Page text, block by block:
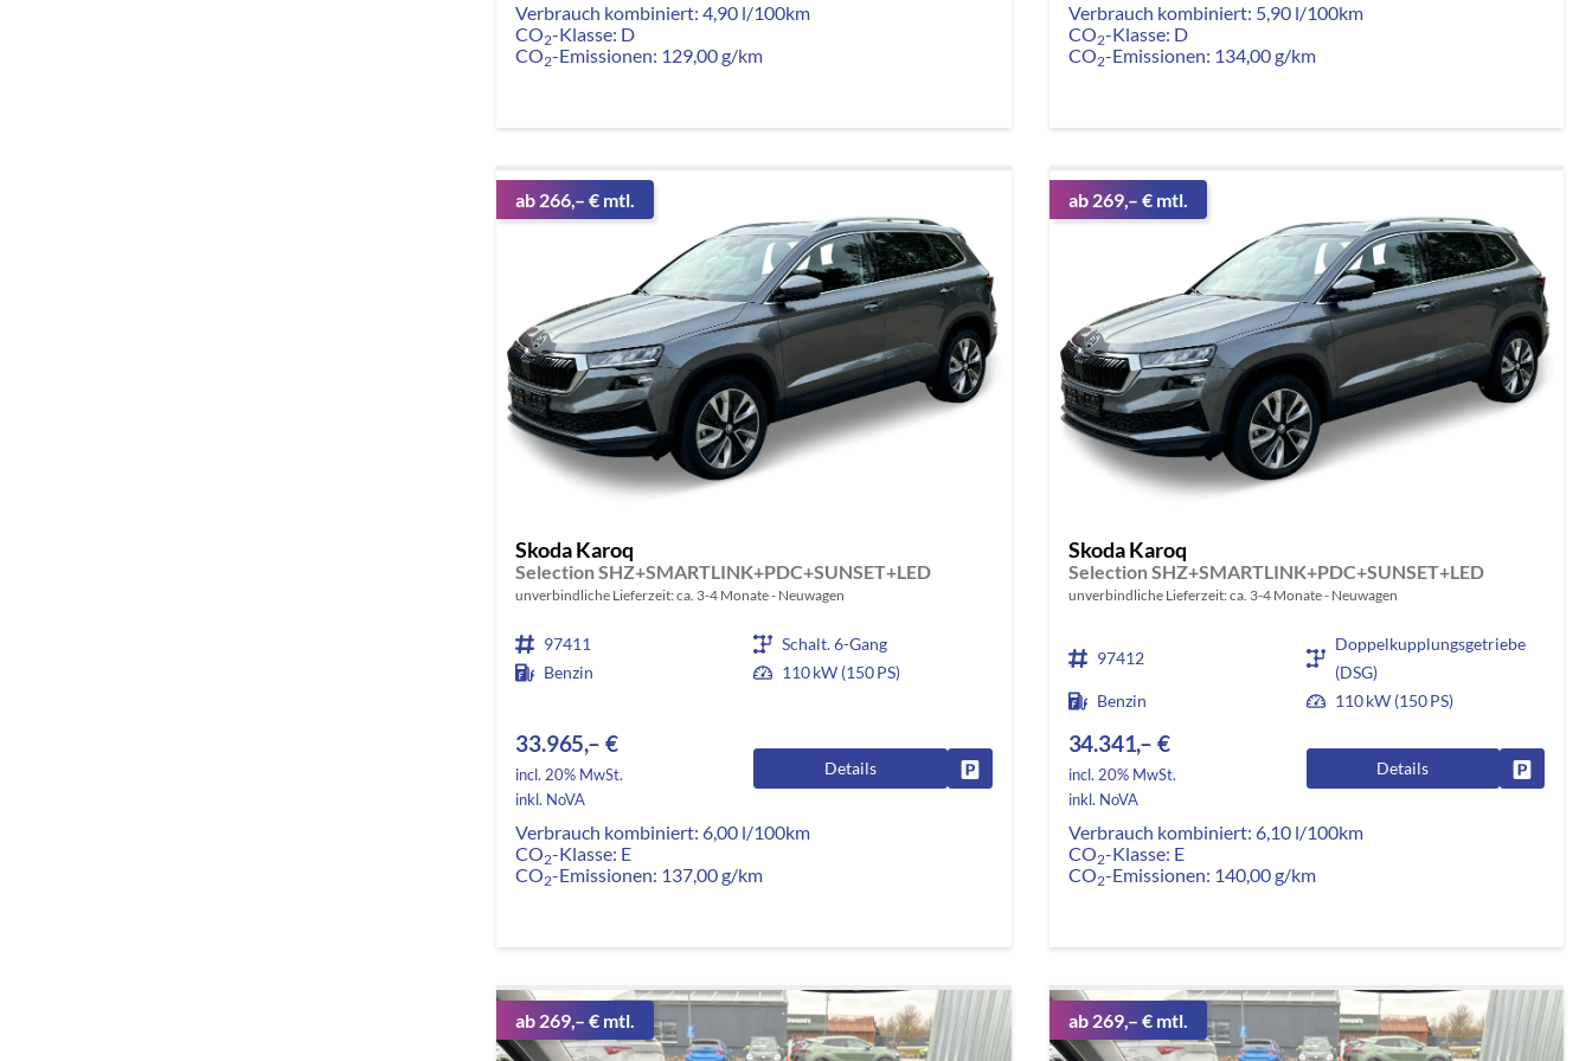
Verbrauch kombiniert:4,90 l/100km
CO2-Klasse: D
CO2-Emissionen: 129,00 g/km
Verbrauch kombiniert: 5,90 l/100km
CO2-Klasse: D
CO2-Emissionen: 134,00 g/km
ab 266,– € mtl.
Skoda Karoq
Selection SHZ+SMARTLINK+PDC+SUNSET+LED
unverbindliche Lieferzeit: ca. 3-4 Monate Neuwagen
97411
Schalt. 6-Gang
Benzin
110 kW (150 PS)
33.965,– €
incl. 20% MwSt.
inkl. NoVA
Details Fahrzeug parken
Verbrauch kombiniert: 6,00 l/100km
CO2-Klasse: E
CO2-Emissionen: 137,00 g/km
ab 269,– € mtl.
Skoda Karoq
Selection SHZ+SMARTLINK+PDC+SUNSET+LED
unverbindliche Lieferzeit: ca. 3-4 Monate Neuwagen
97412
Doppelkupplungsgetriebe
(DSG)
Benzin
110 kW (150 PS)
34.341,– €
incl. 20% MwSt.
inkl. NoVA
Details
Verbrauch kombiniert: 6,10 l/100km
CO2-Klasse: E
CO2-Emissionen: 140,00 g/km
ab 269,– € mtl. ab 269,– € mtl.